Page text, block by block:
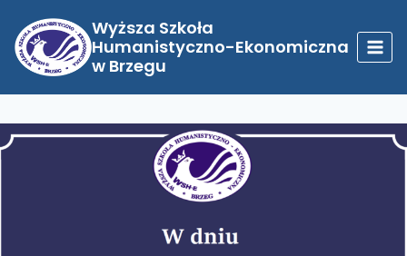
treści
Wyższa Szkoła
Humanistyczno-Ekonomiczna
w Brzegu